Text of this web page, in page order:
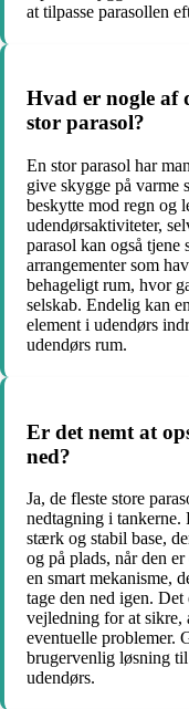
at tilpasse parasollen
Hvad er nogle af
stor parasol?
En stor parasol har
give skygge på varme
beskytte mod regn og
udendørsaktiviteter,
parasol kan også tjene
arrangementer som
behageligt rum, hvor
selskab. Endelig kan
element i udendørs
udendørs rum.
Er det nemt at
ned?
Ja, de fleste store
nedtagning i tankerne.
stærk og stabil base,
og på plads, når den
en smart mekanisme,
tage den ned igen.
vejledning for at sikre,
eventuelle problemer.
brugervenlig løsning
udendørs.